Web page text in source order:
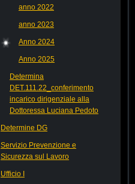
anno 2022
anno 2023
Anno 2024
Anno 2025
Determina
DET.111.22_conferimento
incarico dirigenziale alla
Dottoressa Luciana Pedoto
Determine DG
Servizio Prevenzione e
Sicurezza sul Lavoro
Ufficio I